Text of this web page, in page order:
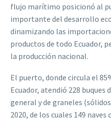
flujo marítimo posicionó al
importante del desarrollo
dinamizando las
productos de todo Ecuador,
la producción nacional.
El puerto, donde circula el
Ecuador, atendió 228 buques
general y de graneles
2020, de los cuales 149